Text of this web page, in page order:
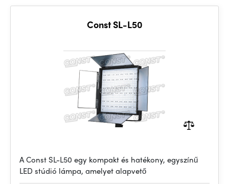
Const SL-L50
A Const SL-L50 egy kompakt és hatékony, egyszínű
LED stúdió lámpa, amelyet alapvető